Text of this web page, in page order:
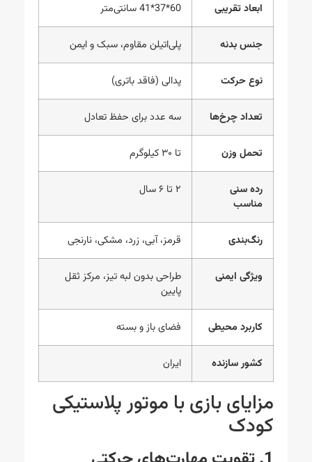
ابعاد تقریبی 60*37*41 سانتی‌متر
جنس بدنه پلی‌اتیلن مقاوم، سبک و ایمن
نوع حرکت پدالی (فاقد باتری)
تعداد چرخ‌ها سه عدد برای حفظ تعادل
تحمل وزن
قرمز، آبی، زرد، مشکی، نارنجی
ویژگی ایمنی
طراحی بدون لبه تیز، مرکز ثقل
کاربرد محیطی فضای باز و بسته
کشور سازنده ایران
مزایای بازی با موتور پلاستیکی
کودک